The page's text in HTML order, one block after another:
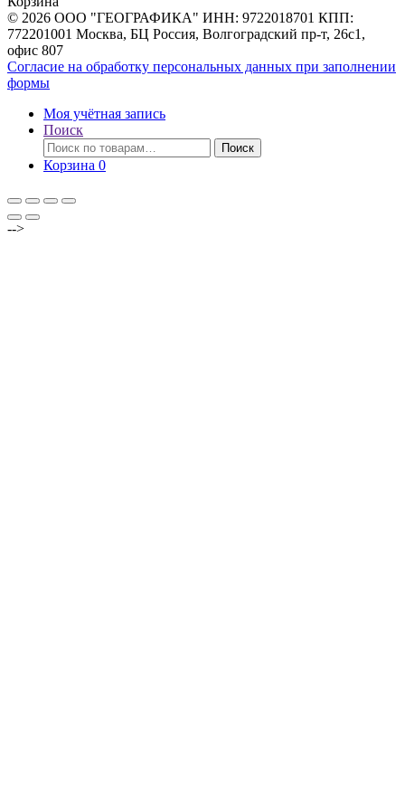
© 2026 ООО "ГЕОГРАФИКА" ИНН: 9722018701 КПП:
772201001 Москва, БЦ Россия, Волгоградский пр-т, 26с1,
офис 807
Согласие на обработку персональных данных при заполнении
формы
Моя учётная запись
Поиск
Искать:
Поиск
Корзина 0
-->